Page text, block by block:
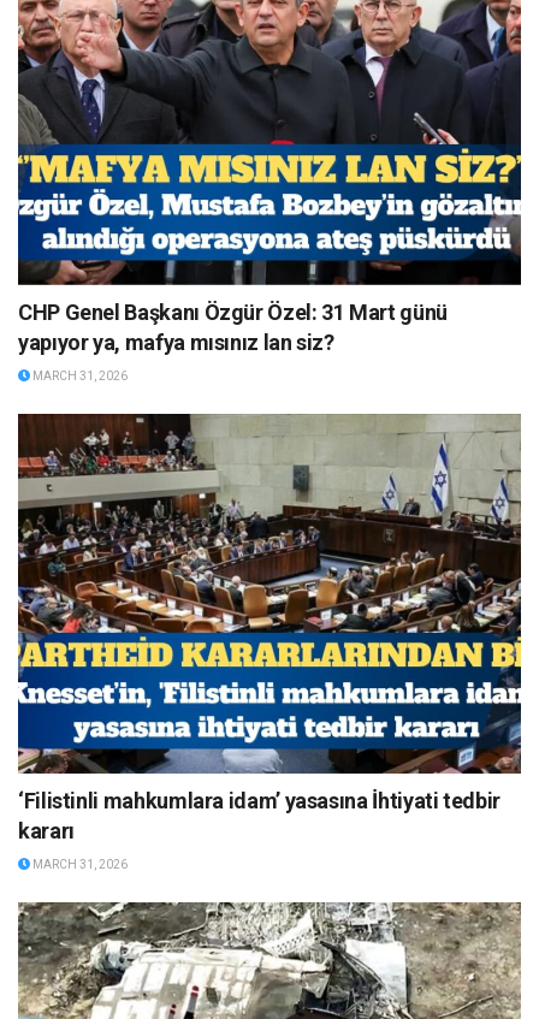
CHP Genel Başkanı Özgür Özel: 31 Mart günü
yapıyor ya, mafya mısınız lan siz?
MARCH 31, 2026
‘Filistinli mahkumlara idam’ yasasına İhtiyati tedbir
kararı
MARCH 31, 2026